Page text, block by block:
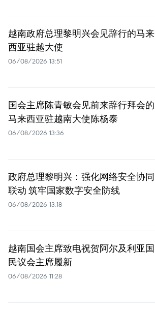
越南政府总理黎明兴会见辞行的马来
西亚驻越大使
06/08/2026 13:51
国会主席陈青敏会见前来辞行拜会的
马来西亚驻越南大使陈杨泰
06/08/2026 13:36
政府总理黎明兴：强化网络安全协同
联动 筑牢国家数字安全防线
06/08/2026 13:18
越南国会主席致电祝贺阿尔及利亚国
民议会主席履新
06/08/2026 11:28